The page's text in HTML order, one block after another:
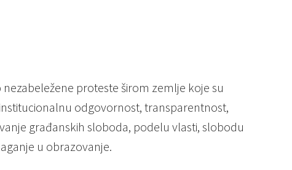
proteste širom zemlje koje su
odgovornost, transparentnost,
građanskih sloboda, podelu vlasti, slobodu
u obrazovanje.